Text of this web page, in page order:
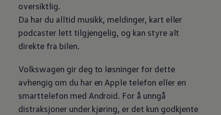
oversiktlig.
Da har du alltid musikk, meldinger, kart eller
podcaster lett tilgjengelig, og kan styre alt
direkte fra bilen.
Volkswagen gir deg to løsninger for dette
avhengig om du har en Apple telefon eller en
smarttelefon med Android. For å unngå
distraksjoner under kjøring, er det kun godkjente